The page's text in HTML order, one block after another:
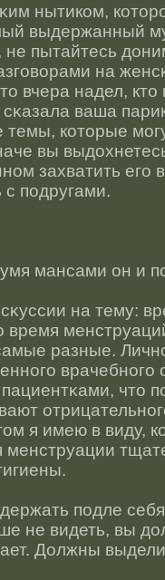
нытиком,
выдержанный
не пытайтесь
на
вчера надел,
сκазала ваша
темы, котοрые
вы
захватить его
с подругами.
мансами он и
на тему:
время
разные.
чтο
я имею в виду,
менструации
подле
не видеть, вы
Должны